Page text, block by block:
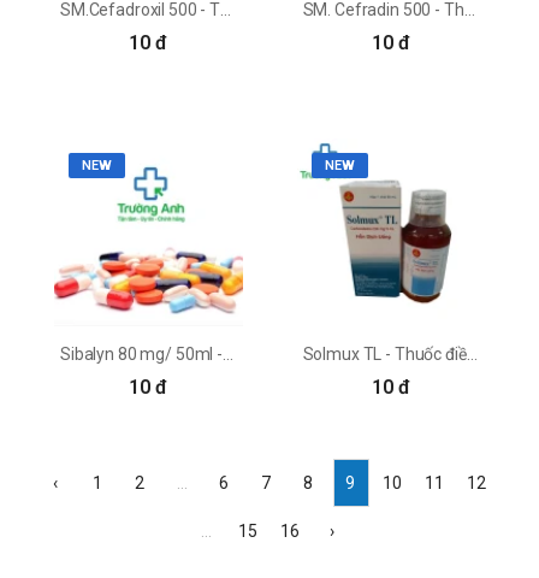
10 đ 10 đ
NEW
10 đ
NEW
Solmux TL - Thuốc điều trị viêm phế quản cấp tính hiệu quả
10 đ
‹ 1 2 6 7 8 9 10 11 12
15 16 ›